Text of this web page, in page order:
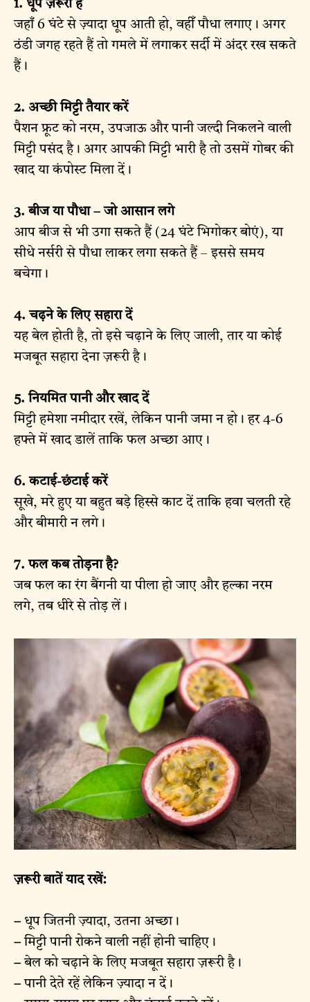
1. धूप ज़रूरी है
जहाँ 6 घंटे से ज़्यादा धूप आती हो, वहीँ पौधा लगाए। अगर
ठंडी जगह रहते हैं तो गमले में लगाकर सर्दी में अंदर रख सकते
हैं।
2. अच्छी मिट्टी तैयार करें
पैशन फ्रूट को नरम, उपजाऊ और पानी जल्दी निकलने वाली
मिट्टी पसंद है। अगर आपकी मिट्टी भारी है तो उसमें गोबर की
खाद या कंपोस्ट मिला दें।
3. बीज या पौधा – जो आसान लगे
आप बीज से भी उगा सकते हैं (24 घंटे भिगोकर बोएं), या
सीधे नर्सरी से पौधा लाकर लगा सकते हैं – इससे समय
बचेगा।
4. चढ़ने के लिए सहारा दें
यह बेल होती है, तो इसे चढ़ाने के लिए जाली, तार या कोई
मजबूत सहारा देना ज़रूरी है।
5. नियमित पानी और खाद दें
मिट्टी हमेशा नमीदार रखें, लेकिन पानी जमा न हो। हर 4-6
हफ्ते में खाद डालें ताकि फल अच्छा आए।
6. कटाई-छंटाई करें
सूखे, मरे हुए या बहुत बड़े हिस्से काट दें ताकि हवा चलती रहे
और बीमारी न लगे।
7. फल कब तोड़ना है?
जब फल का रंग बैंगनी या पीला हो जाए और हल्का नरम
लगे, तब धीरे से तोड़ लें।
ज़रूरी बातें याद रखें:
– धूप जितनी ज़्यादा, उतना अच्छा।
– मिट्टी पानी रोकने वाली नहीं होनी चाहिए।
– बेल को चढ़ाने के लिए मजबूत सहारा ज़रूरी है।
– पानी देते रहें लेकिन ज़्यादा न दें।